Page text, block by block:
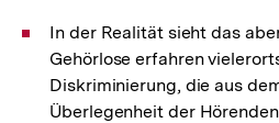
In der Realität sieht das
Gehörlose erfahren
Diskriminierung, die aus
Überlegenheit der